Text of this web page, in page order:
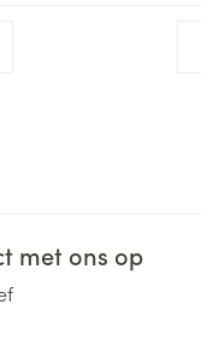
met ons op